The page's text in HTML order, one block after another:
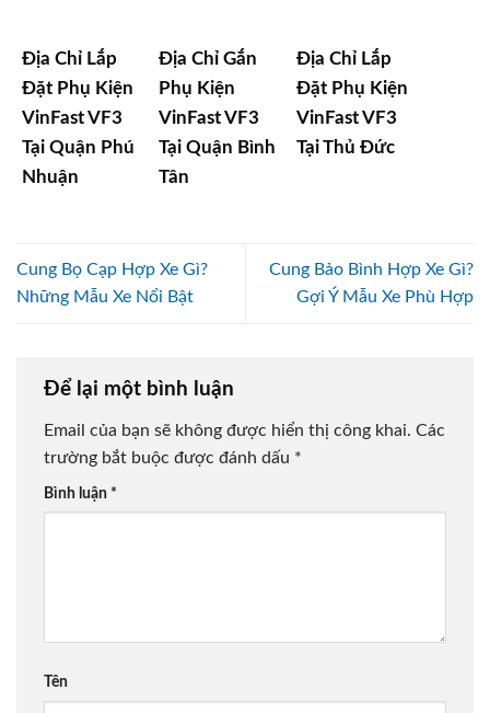
Địa Chỉ Lắp
Đặt Phụ Kiện
VinFast VF3
Tại Quận Phú
Nhuận
Địa Chỉ Gắn
Phụ Kiện
VinFast VF3
Tại Quận Bình
Tân
Địa Chỉ Lắp
Đặt Phụ Kiện
VinFast VF3
Tại Thủ Đức
Cung Bọ Cạp Hợp Xe Gì?
Những Mẫu Xe Nổi Bật
Cung Bảo Bình Hợp Xe Gì?
Gợi Ý Mẫu Xe Phù Hợp
Để lại một bình luận
Email của bạn sẽ không được hiển thị công khai. Các
trường bắt buộc được đánh dấu *
Bình luận *
Tên